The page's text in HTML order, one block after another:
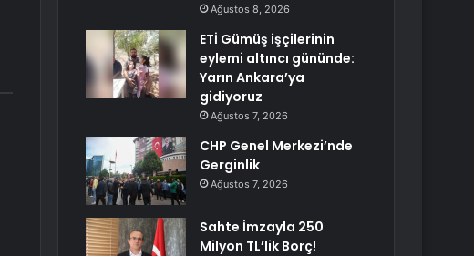
Ağustos 8, 2026
ETİ Gümüş işçilerinin
eylemi altıncı gününde:
Yarın Ankara’ya
gidiyoruz
Ağustos 7, 2026
CHP Genel Merkezi’nde
Gerginlik
Ağustos 7, 2026
Sahte İmzayla 250
Milyon TL’lik Borç!